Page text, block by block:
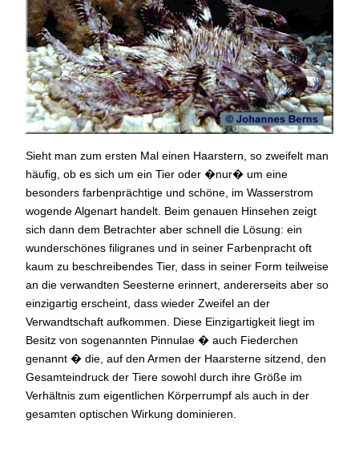
Sieht man zum ersten Mal einen Haarstern, so zweifelt man
häufig, ob es sich um ein Tier oder �nur� um eine
besonders farbenprächtige und schöne, im Wasserstrom
wogende Algenart handelt. Beim genauen Hinsehen zeigt
sich dann dem Betrachter aber schnell die Lösung: ein
wunderschönes filigranes und in seiner Farbenpracht oft
kaum zu beschreibendes Tier, dass in seiner Form teilweise
an die verwandten Seesterne erinnert, andererseits aber so
einzigartig erscheint, dass wieder Zweifel an der
Verwandtschaft aufkommen. Diese Einzigartigkeit liegt im
Besitz von sogenannten Pinnulae � auch Fiederchen
genannt � die, auf den Armen der Haarsterne sitzend, den
Gesamteindruck der Tiere sowohl durch ihre Größe im
Verhältnis zum eigentlichen Körperrumpf als auch in der
gesamten optischen Wirkung dominieren.